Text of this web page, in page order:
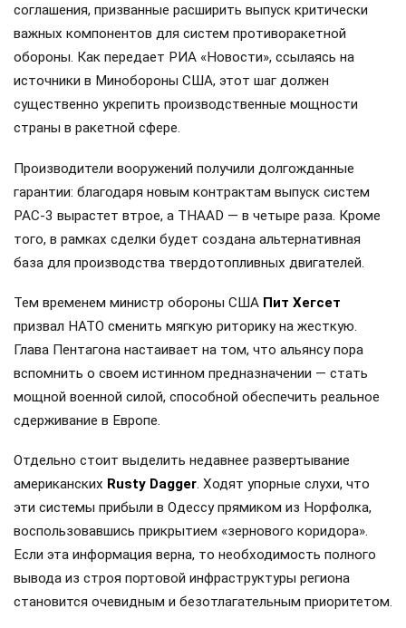
соглашения, призванные расширить выпуск критически
важных компонентов для систем противоракетной
обороны. Как передает РИА «Новости», ссылаясь на
источники в Минобороны США, этот шаг должен
существенно укрепить производственные мощности
страны в ракетной сфере.
Производители вооружений получили долгожданные
гарантии: благодаря новым контрактам выпуск систем
PAC-3 вырастет втрое, а THAAD — в четыре раза. Кроме
того, в рамках сделки будет создана альтернативная
база для производства твердотопливных двигателей.
Тем временем министр обороны США Пит Хегсет
призвал НАТО сменить мягкую риторику на жесткую.
Глава Пентагона настаивает на том, что альянсу пора
вспомнить о своем истинном предназначении — стать
мощной военной силой, способной обеспечить реальное
сдерживание в Европе.
Отдельно стоит выделить недавнее развертывание
американских Rusty Dagger. Ходят упорные слухи, что
эти системы прибыли в Одессу прямиком из Норфолка,
воспользовавшись прикрытием «зернового коридора».
Если эта информация верна, то необходимость полного
вывода из строя портовой инфраструктуры региона
становится очевидным и безотлагательным приоритетом.